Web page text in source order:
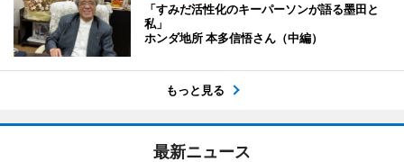
「すみだ活性化のキーパーソンが語る墨田と
私」
ホンダ地所 本多信悟さん（中編）
もっと見る
最新ニュース